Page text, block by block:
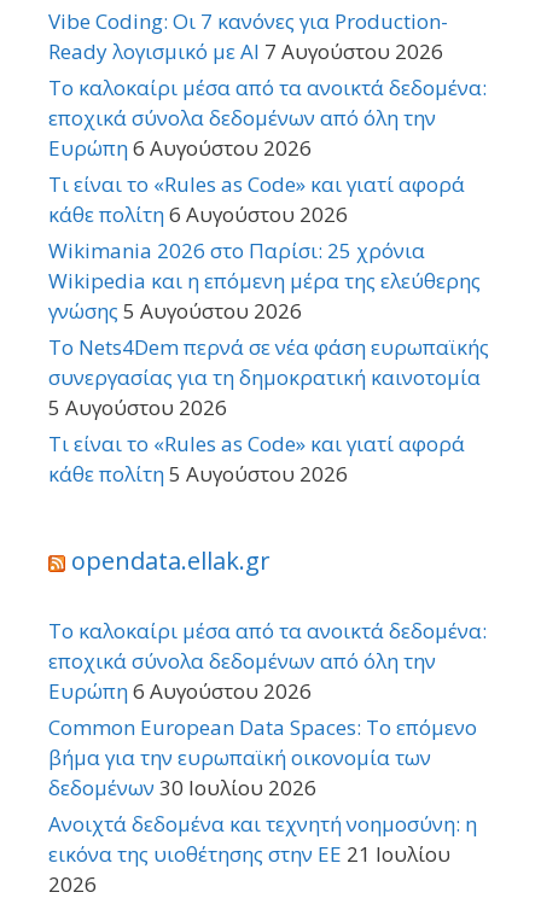
Vibe Coding: Οι 7 κανόνες για Production-
Ready λογισμικό με AI 7 Αυγούστου 2026
Το καλοκαίρι μέσα από τα ανοικτά δεδομένα:
εποχικά σύνολα δεδομένων από όλη την
Ευρώπη6 Αυγούστου 2026
Τι είναι το «Rules as Code» και γιατί αφορά
κάθε πολίτη6 Αυγούστου 2026
Wikimania 2026 στο Παρίσι: 25 χρόνια
Wikipedia και η επόμενη μέρα της ελεύθερης
γνώσης 5 Αυγούστου 2026
Το Nets4Dem περνά σε νέα φάση ευρωπαϊκής
συνεργασίας για τη δημοκρατική καινοτομία
5 Αυγούστου 2026
Τι είναι το «Rules as Code» και γιατί αφορά
κάθε πολίτη5 Αυγούστου 2026
opendata.ellak.gr
Το καλοκαίρι μέσα από τα ανοικτά δεδομένα:
εποχικά σύνολα δεδομένων από όλη την
Ευρώπη6 Αυγούστου 2026
Common European Data Spaces: Το επόμενο
βήμα για την ευρωπαϊκή οικονομία των
δεδομένων 30 Ιουλίου 2026
Ανοιχτά δεδομένα και τεχνητή νοημοσύνη: η
εικόνα της υιοθέτησης στην ΕΕ 21 Ιουλίου
2026